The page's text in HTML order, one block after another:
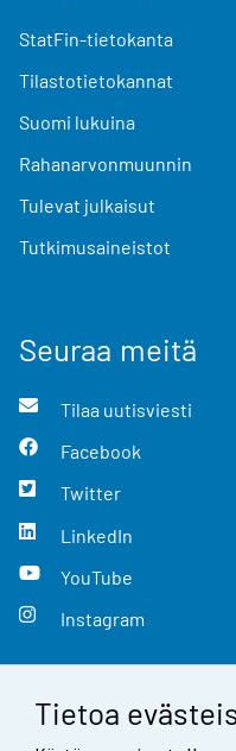
Tietoa
StatFin-tietokanta
Tilastotietokannat
Suomi lukuina
Rahanarvonmuunnin
Tulevat julkaisut
Tutkimusaineistot
Seuraa meitä
Tilaa uutisviesti
Facebook
Twitter
LinkedIn
YouTube
Instagram
Yhteystiedot